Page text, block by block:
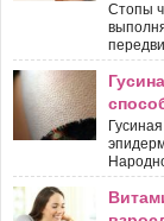
Стопы